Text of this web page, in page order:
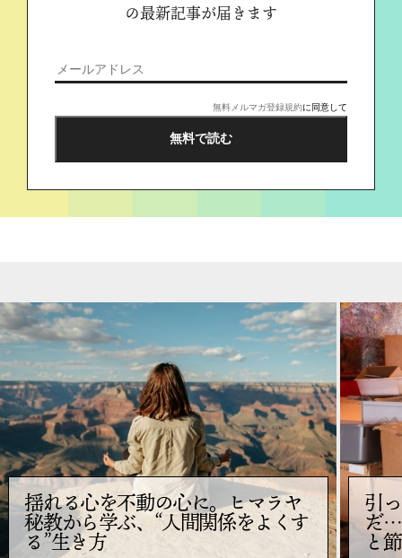
の最新記事が届きます
無料メルマガ登録規約に同意して
揺れる心を不動の心に。ヒマラヤ
秘教から学ぶ、“人間関係をよくす
る”生き方
引
だ…
と